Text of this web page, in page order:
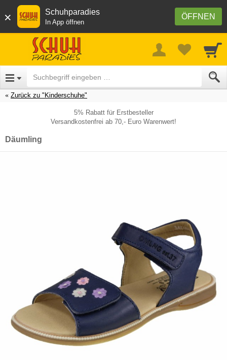
× ÖFFNEN
Schuhparadies
In App öffnen
Zurück zu "Kinderschuhe"
5% Rabatt für Erstbesteller
Versandkostenfrei ab 70,- Euro Warenwert!
Däumling